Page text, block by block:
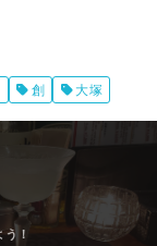
創 大塚